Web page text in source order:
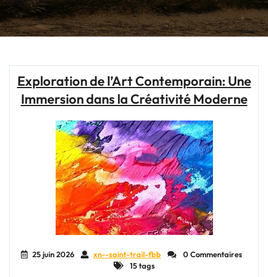
Exploration de l’Art Contemporain: Une
Immersion dans la Créativité Moderne
25 juin 2026 xn--saint-trail-fbb
0 Commentaires
15 tags